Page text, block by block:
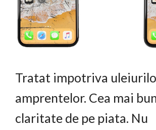
Tratat impotriva
amprentelor. Cea mai
claritate de pe piata. Nu